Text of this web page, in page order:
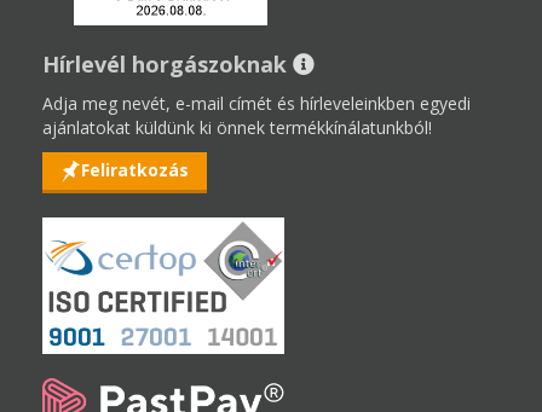
Hírlevél horgászoknak
Adja meg nevét, e-mail címét és hírleveleinkben egyedi
ajánlatokat küldünk ki önnek termékkínálatunkból!
Feliratkozás